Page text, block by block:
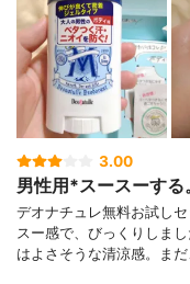
3.00
男性用*スースーする。
デオナチュレ無料お試し
スー感で、びっくりしま
はよさそうな清涼感。ま